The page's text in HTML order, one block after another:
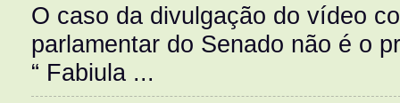
O caso da divulgação do vídeo
parlamentar do Senado não é o
“ Fabiula ...